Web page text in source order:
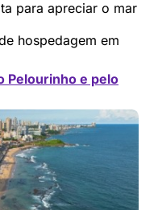
para apreciar o mar
hospedagem em
Pelourinho e pelo